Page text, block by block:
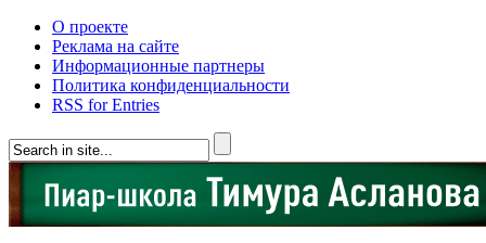
О проекте
Реклама на сайте
Информационные партнеры
Политика конфиденциальности
RSS for Entries